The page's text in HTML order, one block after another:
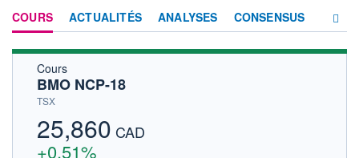
COURS ACTUALITÉS ANALYSES CONSENSUS
Cours
BMO NCP-18
TSX
25,860 CAD
+0,51%